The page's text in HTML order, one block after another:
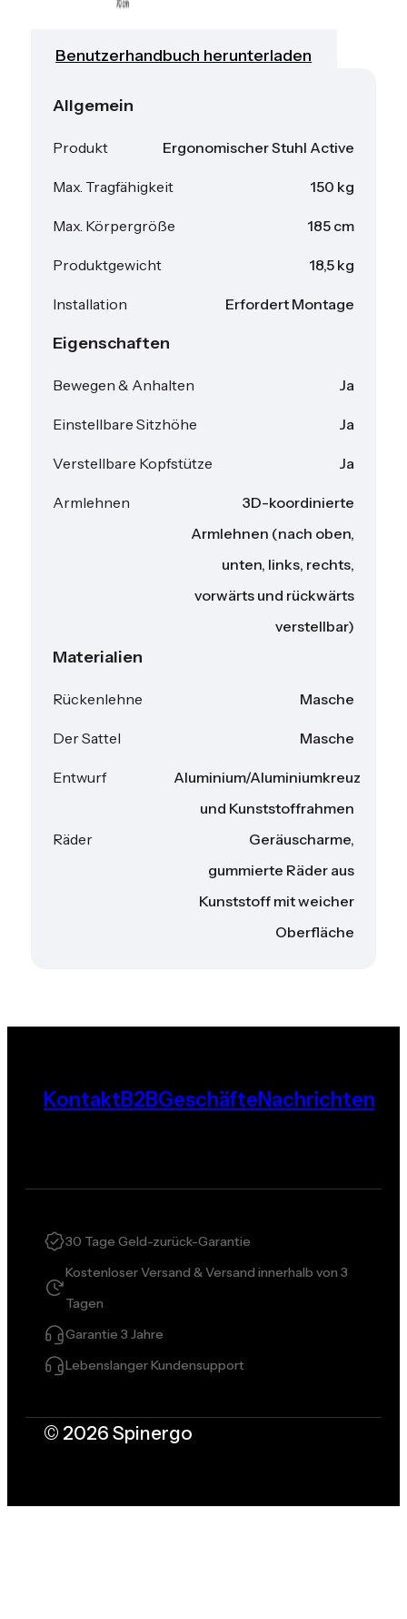
Benutzerhandbuch herunterladen
Allgemein
Produkt Ergonomischer Stuhl Active
Max. Tragfähigkeit 150 kg
Max. Körpergröße 185 cm
Produktgewicht 18,5 kg
Installation Erfordert Montage
Eigenschaften
Bewegen & Anhalten Ja
Einstellbare Sitzhöhe Ja
Verstellbare Kopfstütze Ja
Armlehnen
3D-koordinierte
Armlehnen (nach oben,
unten, links, rechts,
vorwärts und rückwärts
verstellbar)
Materialien
Rückenlehne Masche
Der Sattel Masche
Entwurf
Aluminium/Aluminiumkreuz
und Kunststoffrahmen
Räder
Geräuscharme,
gummierte Räder aus
Kunststoff mit weicher
Oberfläche
KontaktB2BGeschäfteNachrichten
30 Tage Geld-zurück-Garantie
Kostenloser Versand & Versand innerhalb von 3
Tagen
Garantie 3 Jahre
Lebenslanger Kundensupport
© 2026 Spinergo